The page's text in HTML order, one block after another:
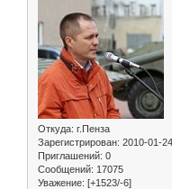
Откуда: г.Пенза
Зарегистрирован: 2010-01-24
Приглашений: 0
Сообщений: 17075
Уважение: [+1523/-6]